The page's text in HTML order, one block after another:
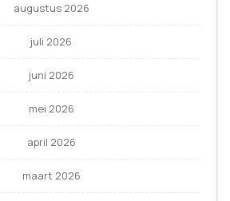
augustus 2026
juli 2026
juni 2026
mei 2026
april 2026
maart 2026